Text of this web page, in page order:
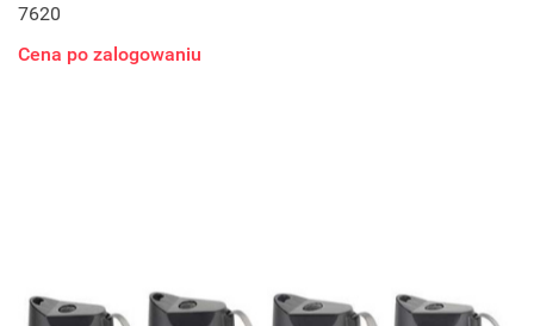
7620
Cena po zalogowaniu